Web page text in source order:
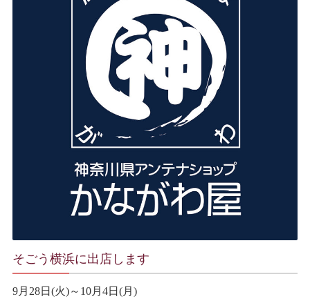
そごう横浜に出店します
9月28日(火)～10月4日(月)